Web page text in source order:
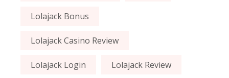
Lolajack Bonus
Lolajack Casino Review
Lolajack Login Lolajack Review